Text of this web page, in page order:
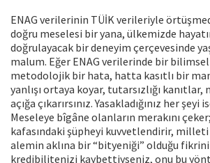
ENAG verilerinin TÜİK verileriyle
doğru meselesi bir yana, ülkemizde
doğrulayacak bir deneyim çerçevesinde
malum. Eğer ENAG verilerinde bir bilimsel
metodolojik bir hata, hatta kasıtlı bir
yanlışı ortaya koyar, tutarsızlığı
açığa çıkarırsınız. Yasakladığınız her
Meseleye bîgâne olanların merakını
kafasındaki şüpheyi kuvvetlendirir,
alemin aklına bir “bityeniği” olduğu
kredibilitenizi kaybettiyseniz, onu bu